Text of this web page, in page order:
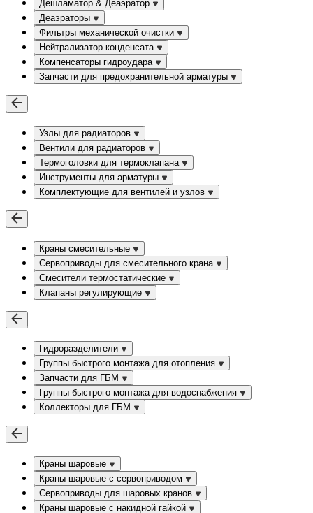
Дешламатор & Деаэратор
Деаэраторы
Фильтры механической очистки
Нейтрализатор конденсата
Компенсаторы гидроудара
Запчасти для предохранительной арматуры
Узлы для радиаторов
Вентили для радиаторов
Термоголовки для термоклапана
Инструменты для арматуры
Комплектующие для вентилей и узлов
Краны смесительные
Сервоприводы для смесительного крана
Смесители термостатические
Клапаны регулирующие
Гидроразделители
Группы быстрого монтажа для отопления
Запчасти для ГБМ
Группы быстрого монтажа для водоснабжения
Коллекторы для ГБМ
Краны шаровые
Краны шаровые с сервоприводом
Сервоприводы для шаровых кранов
Краны шаровые с накидной гайкой